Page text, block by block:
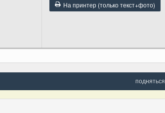
На принтер (только текст+фото)